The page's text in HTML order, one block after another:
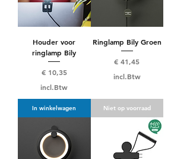
Houder voor
ringlamp Bily
Prijs
€ 10,35
incl.Btw
In winkelwagen
Ringlamp Bily Groen
Prijs
€ 41,45
incl.Btw
Niet op voorraad